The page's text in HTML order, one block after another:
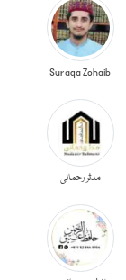
Suraqa Zohaib
مدثر رحمانی